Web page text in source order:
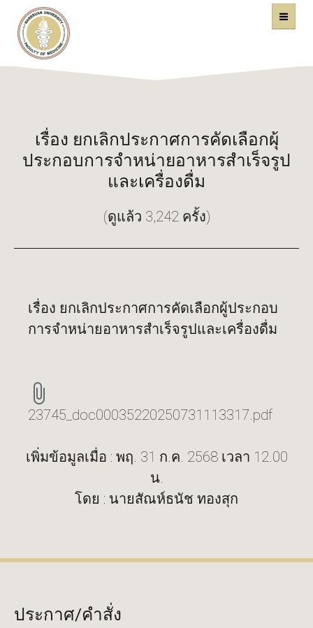
คณะแพทยศาสตร์
เรื่อง ยกเลิกประกาศการคัดเลือกผุ้
ประกอบการจำหน่ายอาหารสำเร็จรูป
และเครื่องดื่ม
(ดูแล้ว 3,242 ครั้ง)
เรื่อง ยกเลิกประกาศการคัดเลือกผู้ประกอบ
การจำหน่ายอาหารสำเร็จรูปและเครื่องดื่ม
23745_doc00035220250731113317.pdf
เพิ่มข้อมูลเมื่อ : พฤ. 31 ก.ค. 2568 เวลา 12.00
น.
โดย : นายสัณห์ธนัช ทองสุก
ประกาศ/คำสั่ง